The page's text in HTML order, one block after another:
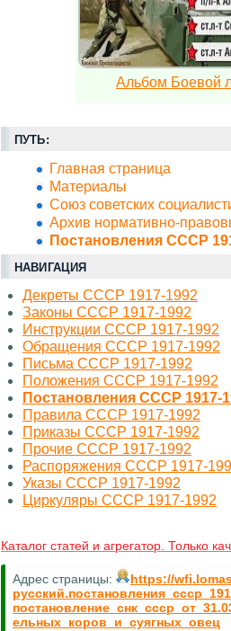
Альбом Боевой
ПУТЬ:
Главная страница
Материалы
Союз советских
Архив нормативно-
Постановления СССР
НАВИГАЦИЯ
Декреты СССР 1917-1992
Законы СССР 1917-1992
Инструкции СССР 1917-1992
Обращения СССР 1917-1992
Письма СССР 1917-1992
Положения СССР 1917-1992
Постановления СССР 1917-
Правила СССР 1917-1992
Приказы СССР 1917-1992
Прочие СССР 1917-1992
Распоряжения СССР 1917-
Указы СССР 1917-1992
Циркуляры СССР 1917-1992
Каталог статей и агрегатор. Только
Адрес страницы:
https://
ельных_коров_и_суягных_овец